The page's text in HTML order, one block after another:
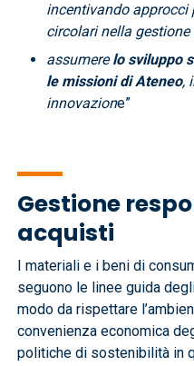
incentivando
circolari nella gestione
assumerelo sviluppo
le missioni di Ateneo,
innovazione”
Gestione
acquisti
I materiali e i beni di
seguono le linee guida
modo da rispettare
convenienza economica
politiche di sostenibilità in